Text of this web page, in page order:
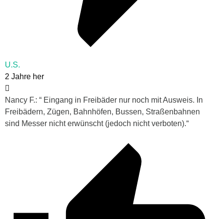
U.S.
2 Jahre her
Nancy F.: “ Eingang in Freibäder nur noch mit Ausweis. In
Freibädern, Zügen, Bahnhöfen, Bussen, Straßenbahnen
sind Messer nicht erwünscht (jedoch nicht verboten).“